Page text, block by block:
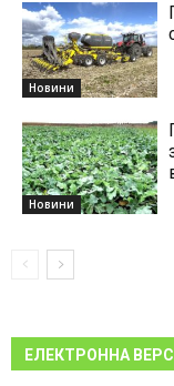
Новини
Новини
ЕЛЕКТРОННА